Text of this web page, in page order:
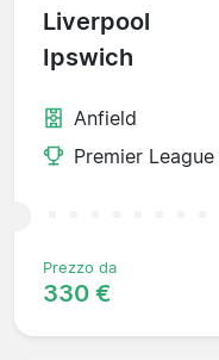
Liverpool
Ipswich
Anfield
Premier League
Prezzo da
330 €